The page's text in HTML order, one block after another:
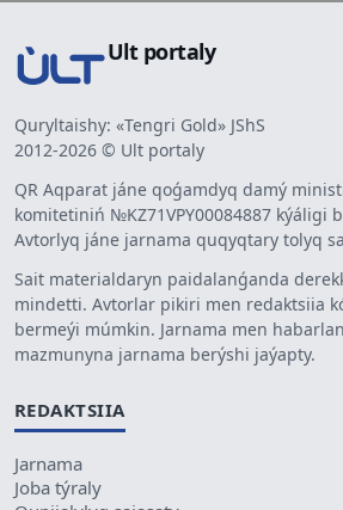
Ult portaly
Quryltaishy: «Tengri Gold» JShS
2012-2026 © Ult portaly
QR Aqparat jáne qoǵamdyq damý
komitetiniń №KZ71VPY00084887 kýáligi
Avtorlyq jáne jarnama quqyqtary tolyq
Sait materialdaryn paidalanǵanda
mindetti. Avtorlar pikiri men redaktsiia
bermeýi múmkin. Jarnama men
mazmunyna jarnama berýshi jaýapty.
REDAKTSIIA
Jarnama
Joba týraly